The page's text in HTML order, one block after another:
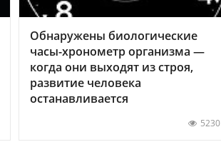
Обнаружены биологические
часы-хронометр организма —
когда они выходят из строя,
развитие человека
останавливается
5230